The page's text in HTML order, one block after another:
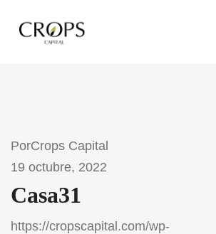
PorCrops Capital
19 octubre, 2022
Casa31
https://cropscapital.com/wp-